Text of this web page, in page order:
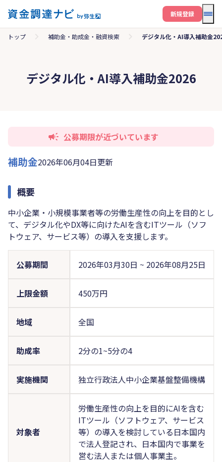
メ
新規登録
トップ 補助金・助成金・融資検索 デジタル化・AI導入補助金
デジタル化・AI導入補助金2026
公募期限が近づいています
補助金2026年06月04日更新
概要
中小企業・小規模事業者等の労働生産性の向上を目的とし
て、デジタル化やDX等に向けたAIを含むITツール（ソフ
トウェア、サービス等）の導入を支援します。
公募期間 2026年03月30日 ~ 2026年08月25日
上限金額 450万円
地域 全国
助成率 2分の1~5分の4
実施機関 独立行政法人中小企業基盤整備機構
対象者
労働生産性の向上を目的にAIを含む
ITツール（ソフトウェア、サービス
等）の導入を検討している日本国内
で法人登記され、日本国内で事業を
営む法人または個人事業主。